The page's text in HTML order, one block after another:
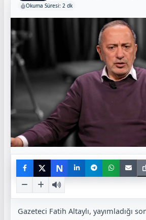
Okuma Süresi: 2 dk
N
Gazeteci Fatih Altaylı, yayımladığı